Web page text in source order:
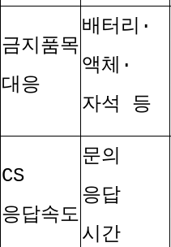
금지품목
대응
배터리 ·
액체 ·
자석 등
CS
응답속도
문의
응답
시간